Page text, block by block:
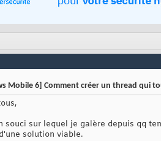
Mobile 6] Comment créer un thread qui
souci sur lequel je galère depuis qq
solution viable.